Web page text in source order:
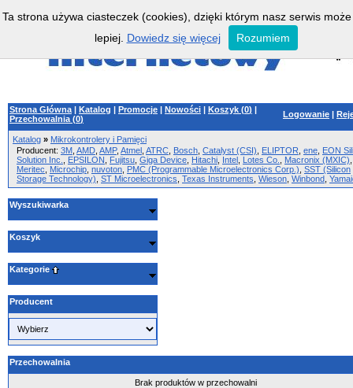
Strona Główna | Katalog | Promocje | Nowości | Koszyk (0) |
Przechowalnia (0) Logowanie |
Katalog » Mikrokontrolery i Pamięci
Producent: 3M AMD AMP, Atmel ATRC Bosch Catalyst (CSI) ELIPTOR ene EON
Solution Inc.
EPSILON Fujitsu Giga Device Hitachi Intel Lotes Co. Macronix (MXIC)
Meritec
Microchip nuvoton PMC (Programmable Microelectronics Corp.) SST (Silicon
Storage Technology) ST Microelectronics Texas Instruments Wieson Winbond
Wyszukiwarka
Koszyk
Kategorie
Producent
Przechowalnia
Brak produktów w przechowalni
Ta strona używa ciasteczek (cookies), dzięki którym nasz serwis może
lepiej. Dowiedz się więcej Rozumiem